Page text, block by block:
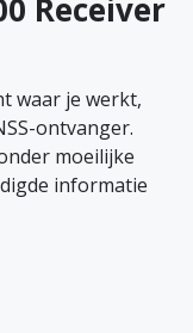
Receiver
waar je werkt,
ontvanger.
moeilijke
informatie